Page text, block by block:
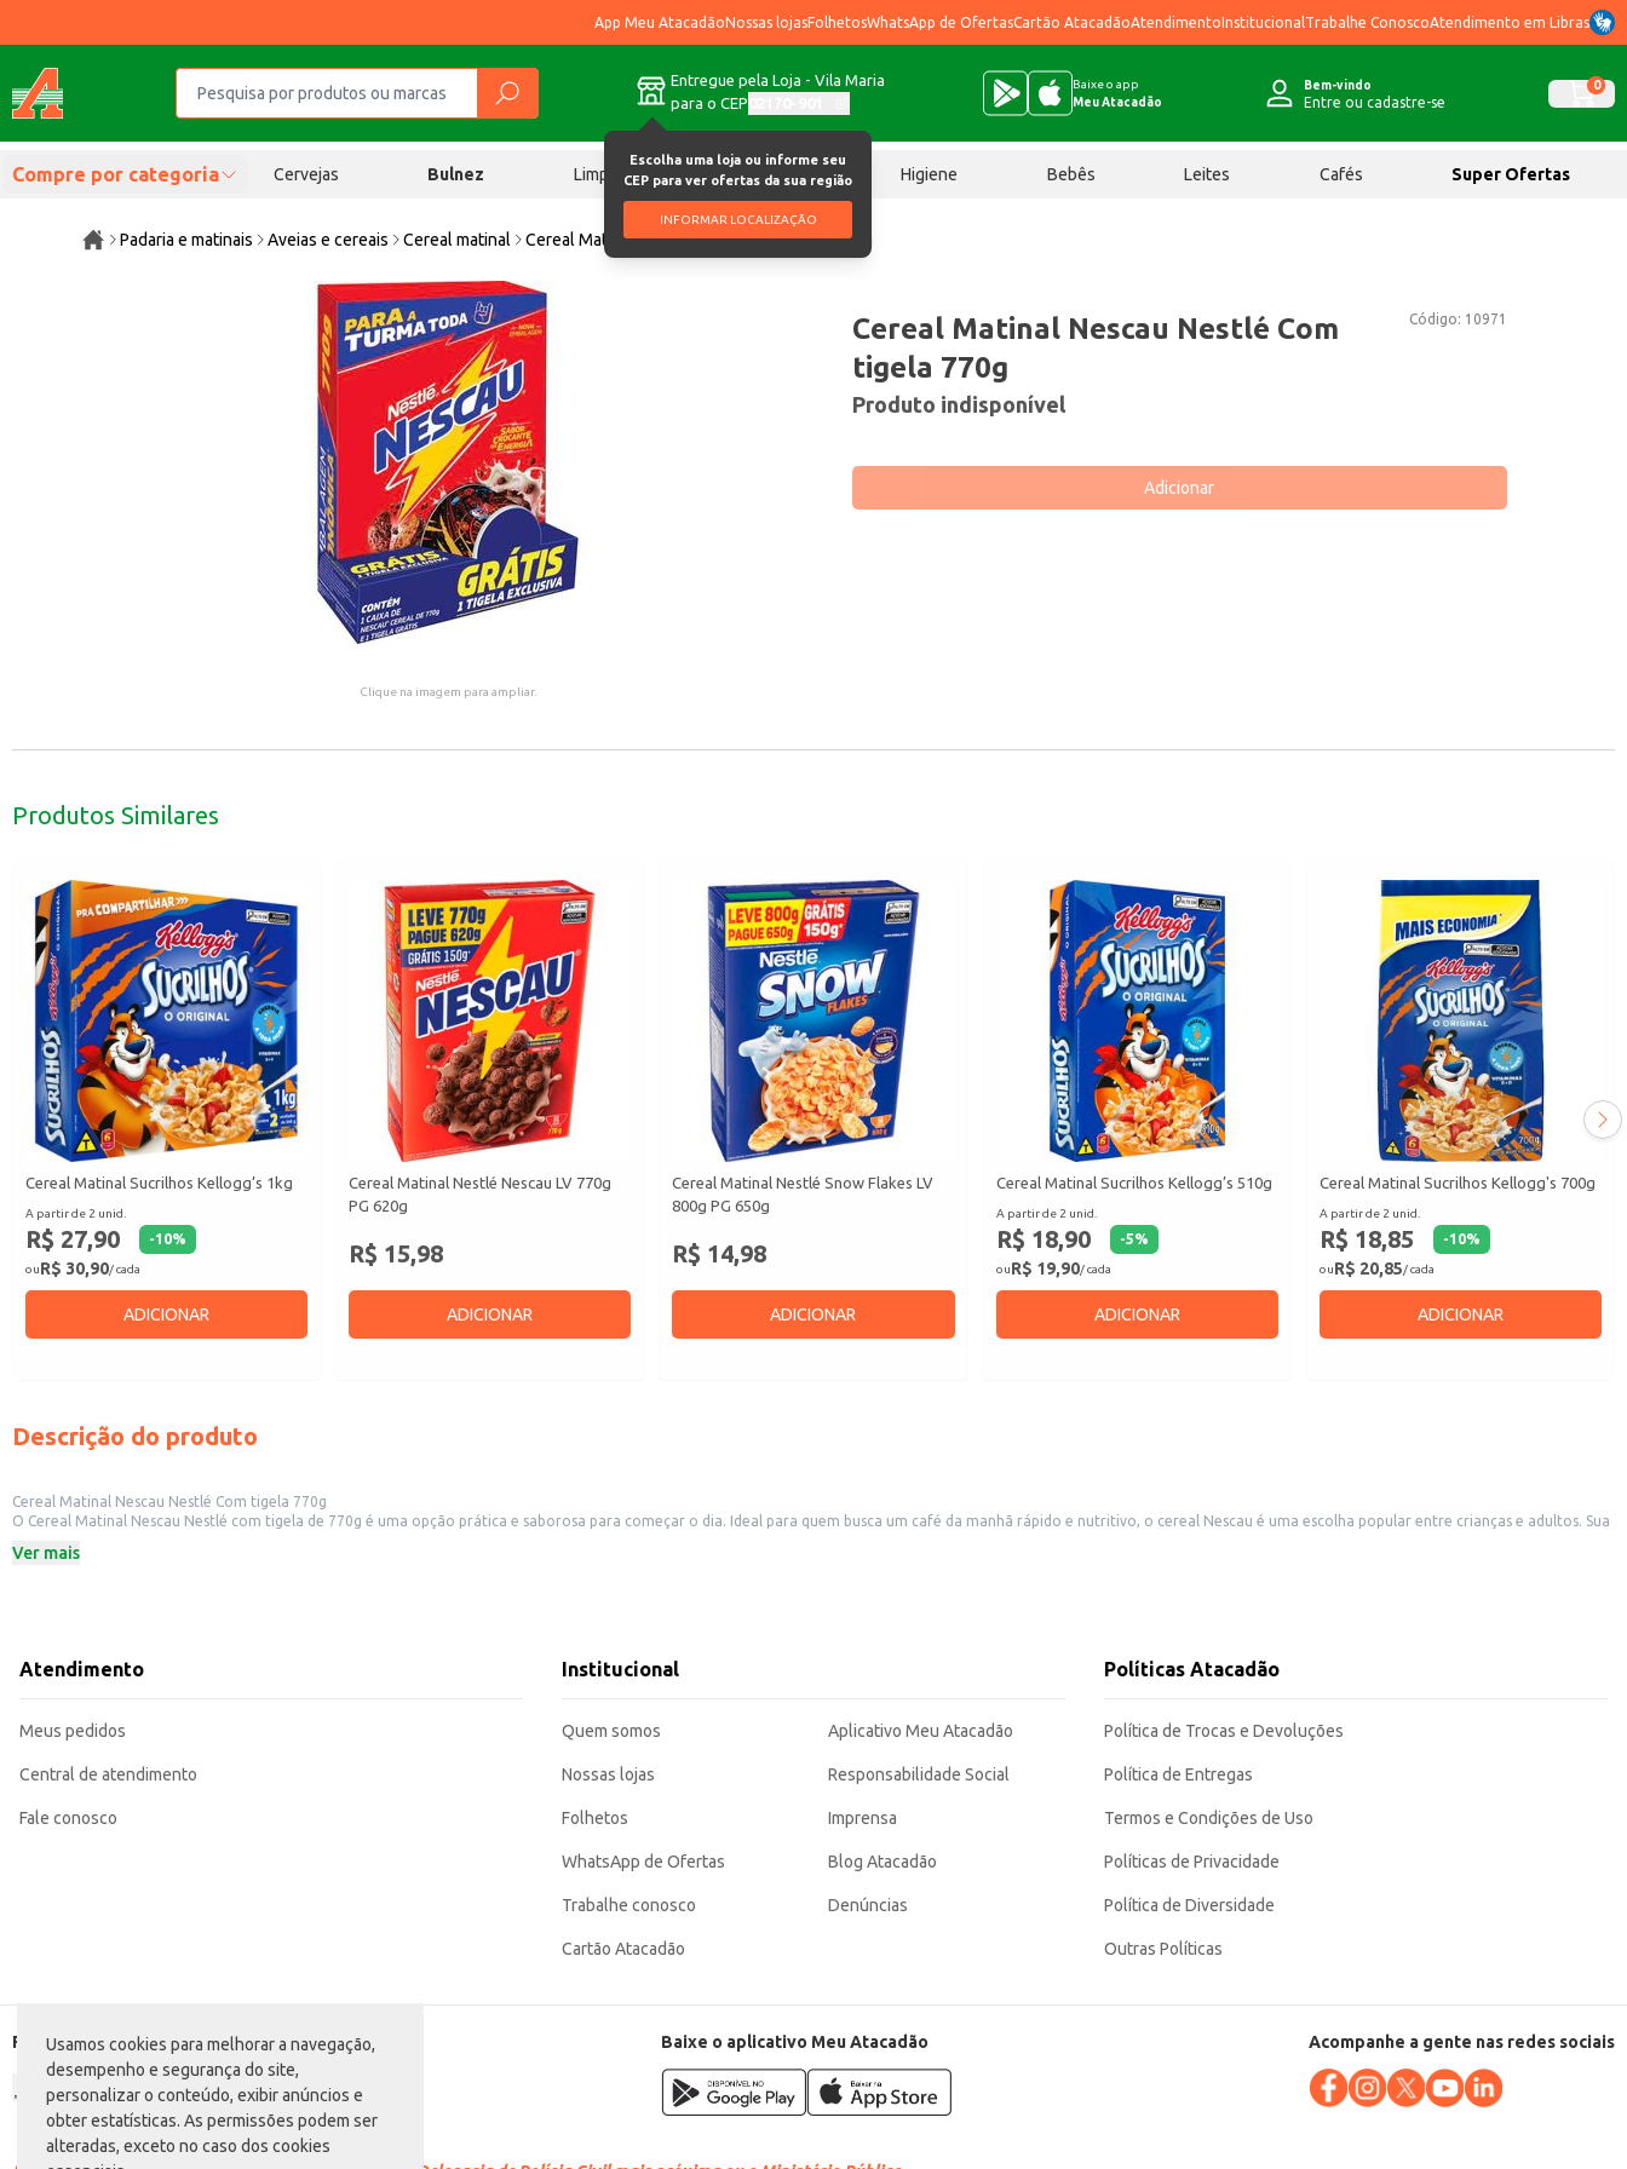
Usamos cookies para melhorar a navegação,
desempenho e segurança do site,
personalizar o conteúdo, exibir anúncios e
obter estatísticas. As permissões podem ser
alteradas, exceto no caso dos cookies
App Meu AtacadãoNossas lojasFolhetosWhatsApp de OfertasCartão AtacadãoAtendimentoInstitucional Trabalhe ConoscoAtendimento em Libras
Entregue pela Loja - Vila Maria
para o CEP
Escolha uma loja ou informe seu
CEP para ver ofertas da sua região
INFORMAR LOCALIZAÇÃO
Baixe o app
Meu Atacadão
Bem-vindo
Entre ou cadastre-se
0
Compre por categoria Cervejas Bulnez Limpeza Chocolates Higiene Bebês Leites Cafés Super Ofertas
Padaria e matinais Aveias e cereais Cereal matinal Cereal Matinal Nescau Nestlé Com tigela 770g
Clique na imagem para ampliar.
Código: 10971
Cereal Matinal Nescau Nestlé Com
tigela 770g
Produto indisponível
Adicionar
Produtos Similares
Cereal Matinal Sucrilhos Kellogg’s 1kg
A partir de 2 unid.
R$ 27,90 -10%
ouR$ 30,90/ cada
ADICIONAR
Cereal Matinal Nestlé Nescau LV 770g
PG 620g
R$ 15,98
ADICIONAR
Cereal Matinal Nestlé Snow Flakes LV
800g PG 650g
R$ 14,98
ADICIONAR
Cereal Matinal Sucrilhos Kellogg’s 510g
A partir de 2 unid.
R$ 18,90 -5%
ouR$ 19,90/ cada
ADICIONAR
Cereal Matinal Sucrilhos Kellogg's 700g
A partir de 2 unid.
R$ 18,85 -10%
ouR$ 20,85/ cada
ADICIONAR
Descrição do produto
Cereal Matinal Nescau Nestlé Com tigela 770g
O Cereal Matinal Nescau Nestlé com tigela de 770g é uma opção prática e saborosa para começar o dia. Ideal para quem busca um café da manhã rápido e nutritivo, o cereal Nescau é uma escolha popular entre crianças e adultos. Sua
Dicas de Uso:
Ver mais
Atendimento
Meus pedidos
Central de atendimento
Fale conosco
Institucional
Quem somos
Nossas lojas
Folhetos
WhatsApp de Ofertas
Trabalhe conosco
Cartão Atacadão
Aplicativo Meu Atacadão
Responsabilidade Social
Imprensa
Blog Atacadão
Denúncias
Políticas Atacadão
Política de Trocas e Devoluções
Política de Entregas
Termos e Condições de Uso
Políticas de Privacidade
Política de Diversidade
Outras Políticas
Formas de pagamento Baixe o aplicativo Meu Atacadão Acompanhe a gente nas redes sociais